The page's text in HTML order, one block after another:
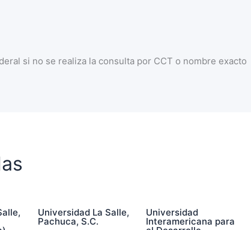
si no se realiza la consulta por CCT o nombre exacto
Universidad La Salle,
Pachuca, S.C.
Universidad
Interamericana para